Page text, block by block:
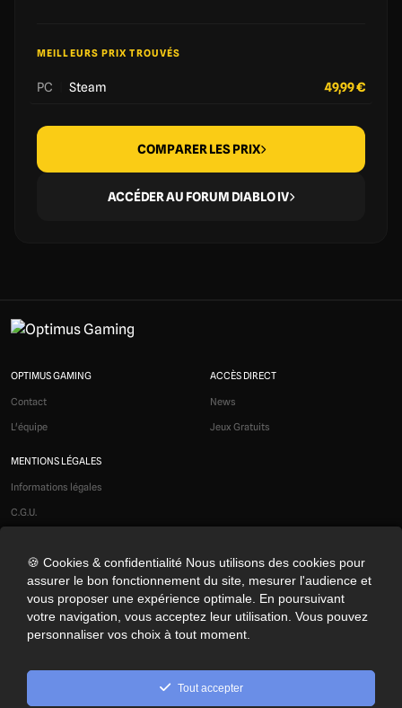
MEILLEURS PRIX TROUVÉS
PC Steam 49,99 €
COMPARER LES PRIX
ACCÉDER AU FORUM DIABLO IV
OPTIMUS GAMING
Contact
L'équipe
ACCÈS DIRECT
News
Jeux Gratuits
MENTIONS LÉGALES
Informations légales
C.G.U.
Modération
Confidentialité
Cookies
Préférences cookies
NOS RÉSEAUX SOCIAUX
🍪 Cookies & confidentialité Nous utilisons des cookies pour
assurer le bon fonctionnement du site, mesurer l'audience et
vous proposer une expérience optimale. En poursuivant
votre navigation, vous acceptez leur utilisation. Vous pouvez
personnaliser vos choix à tout moment.
Tout accepter